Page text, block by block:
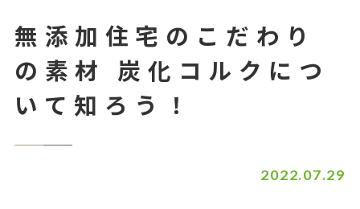
無添加住宅のこだわり
の素材 炭化コルクにつ
いて知ろう！
2022.07.29